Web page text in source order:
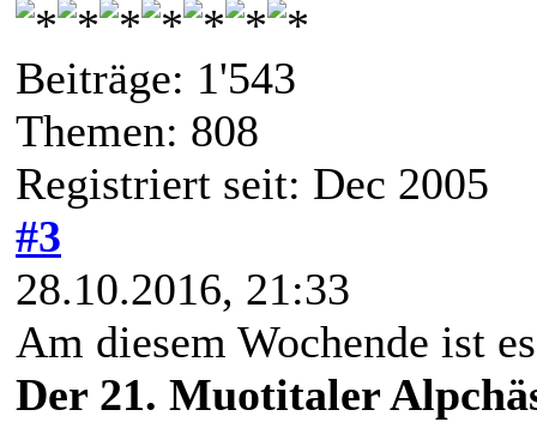
Beiträge: 1'543
Themen: 808
Registriert seit: Dec 2005
#3
28.10.2016, 21:33
Am diesem Wochende ist
Der 21. Muotitaler